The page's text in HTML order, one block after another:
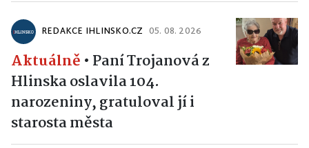
REDAKCE IHLINSKO.CZ 05. 08. 2026
Aktuálně • Paní Trojanová z
Hlinska oslavila 104.
narozeniny, gratuloval jí i
starosta města